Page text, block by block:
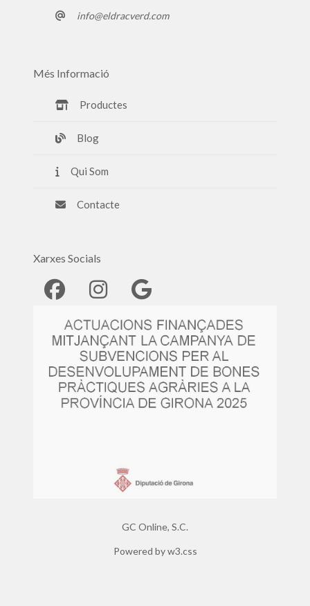
info@eldracverd.com
Més Informació
Productes
Blog
Qui Som
Contacte
Xarxes Socials
GC Online, S.C.
Powered byw3.css